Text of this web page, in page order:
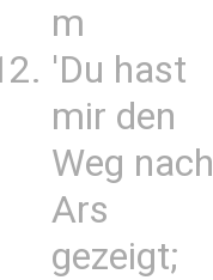
m
'Du hast
mir den
Weg nach
Ars
gezeigt;